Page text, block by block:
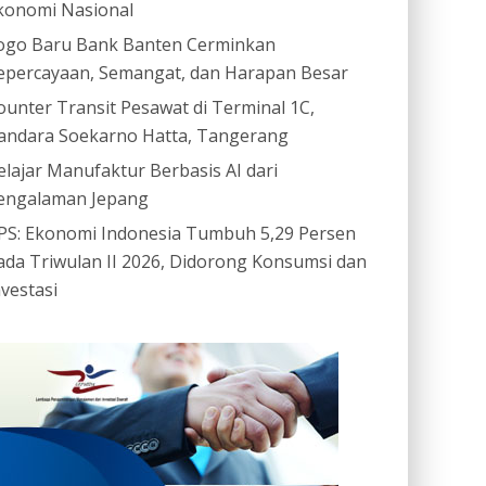
Nasional
Baru Bank Banten Cerminkan
Semangat, dan Harapan Besar
Transit Pesawat di Terminal 1C,
Soekarno Hatta, Tangerang
Manufaktur Berbasis AI dari
Jepang
Ekonomi Indonesia Tumbuh 5,29 Persen
Triwulan II 2026, Didorong Konsumsi dan